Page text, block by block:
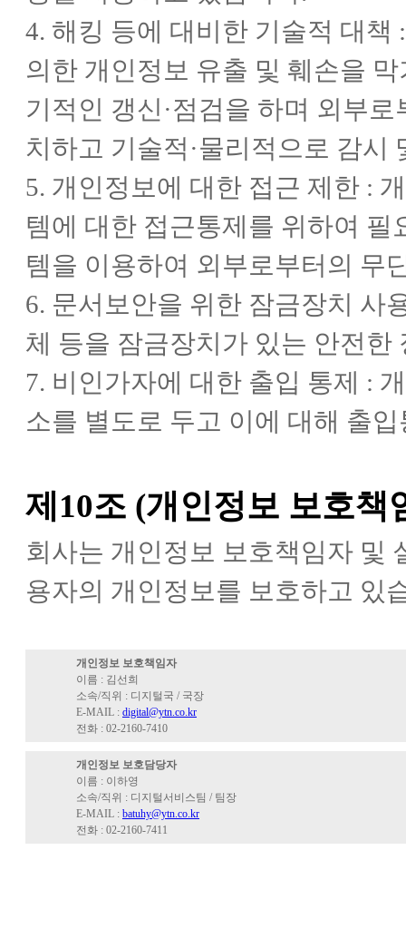
4. 해킹 등에 대비한 기술적 대
의한 개인정보 유출 및 훼손을
기적인 갱신·점검을 하며 외부
치하고 기술적·물리적으로 감시
5. 개인정보에 대한 접근 제한 :
템에 대한 접근통제를 위하여
템을 이용하여 외부로부터의 무
6. 문서보안을 위한 잠금장치 사
체 등을 잠금장치가 있는 안전한
7. 비인가자에 대한 출입 통제 :
소를 별도로 두고 이에 대해 출
제10조 (개인정보 보호책
회사는 개인정보 보호책임자 및
용자의 개인정보를 보호하고 있
개인정보 보호책임자
이름 : 김선희
소속/직위 : 디지털국 / 국장
E-MAIL : digital@ytn.co.kr
전화 : 02-2160-7410
개인정보 보호담당자
이름 : 이하영
소속/직위 : 디지털서비스팀 / 팀장
E-MAIL : batuhy@ytn.co.kr
전화 : 02-2160-7411